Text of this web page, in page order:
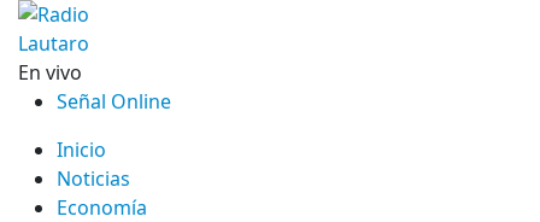
En vivo
Señal Online
Inicio
Noticias
Economía